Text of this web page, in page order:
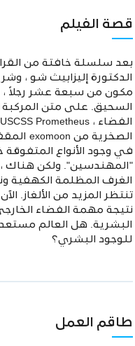
قصة الفيلم
بعد سلسلة خافتة من
الدكتورة إليزابيث شو ،
مكون من سبعة عشر رجلاً
السحيق. على متن المركبة
في وجود الأنواع
"المهندسين". ولكن
الغرف المظلمة الكهفية
تنتظر المزيد من
نتيجة مهمة الفضاء
البشرية. هل العالم مستعد
للوجود البشري؟
طاقم العمل